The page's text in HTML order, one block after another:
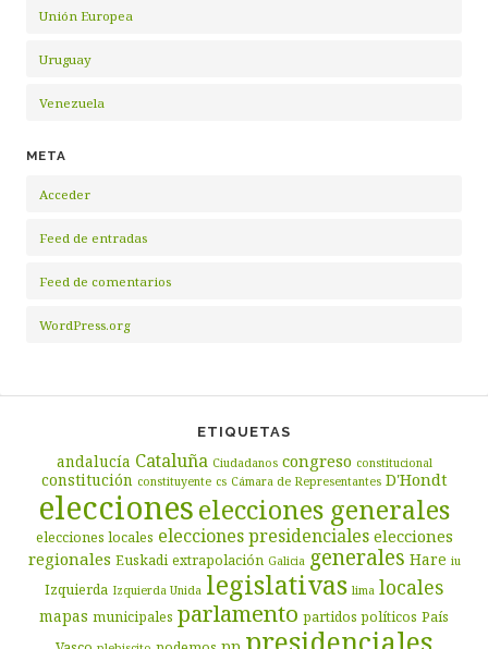
Unión Europea
Uruguay
Venezuela
META
Acceder
Feed de entradas
Feed de comentarios
WordPress.org
ETIQUETAS
andalucía Cataluña Ciudadanos congreso constitucional
constitución constituyente cs Cámara de Representantes D'Hondt
eleccioneselecciones generales
elecciones locales elecciones presidenciales elecciones
regionales Euskadi extrapolación Galicia generales Hare iu
Izquierda Izquierda Unida legislativas lima locales
mapas municipales parlamento partidos políticos País